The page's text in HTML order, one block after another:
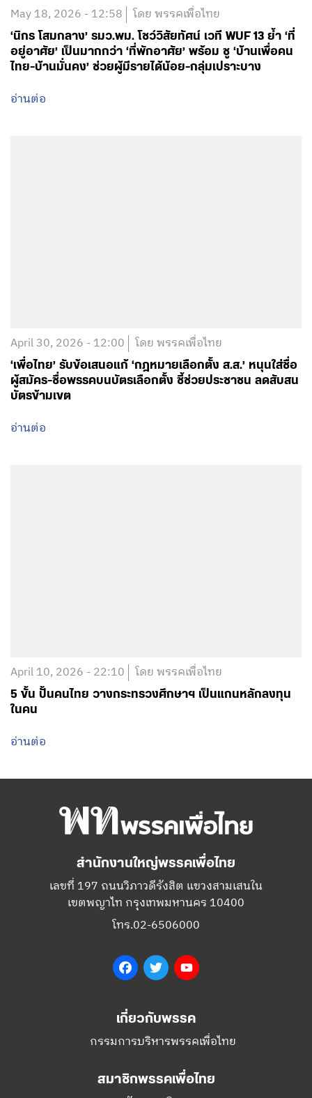
May 18, 2026 - 12:58 โดย พรรคเพื่อไทย
‘นิกร โสมกลาง’ รมว.พม. โชว์วิสัยทัศน์ เวที WUF 13 ย้ำ ‘ที่
อยู่อาศัย’ เป็นมากกว่า ‘ที่พักอาศัย’ พร้อม ชู ‘บ้านเพื่อคน
ไทย-บ้านมั่นคง’ ช่วยผู้มีรายได้น้อย-กลุ่มเปราะบาง
อ่านต่อ
April 30, 2026 - 12:00 โดย พรรคเพื่อไทย
‘เพื่อไทย’ รับข้อเสนอแก้ ‘กฎหมายเลือกตั้ง ส.ส.’ หนุนใส่ชื่อ
ผู้สมัคร-ชื่อพรรคบนบัตรเลือกตั้ง ชี้ช่วยประชาชน ลดสับสน
บัตรข้ามเขต
อ่านต่อ
April 10, 2026 - 22:10 โดย พรรคเพื่อไทย
5 ขั้น ปั้นคนไทย วางกระทรวงศึกษาฯ เป็นแกนหลักลงทุน
ในคน
อ่านต่อ
สำนักงานใหญ่พรรคเพื่อไทย
เลขที่ 197 ถนนวิภาวดีรังสิต แขวงสามเสนใน
เขตพญาไท กรุงเทพมหานคร 10400
โทร.02-6506000
FacebookTwitter
เกี่ยวกับพรรค
กรรมการบริหารพรรคเพื่อไทย
สมาชิกพรรคเพื่อไทย